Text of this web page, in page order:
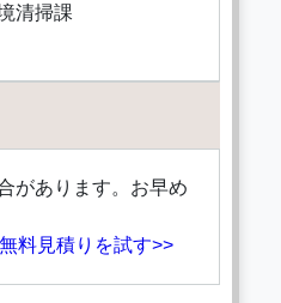
清掃課
があります。お早め
料見積りを試す>>